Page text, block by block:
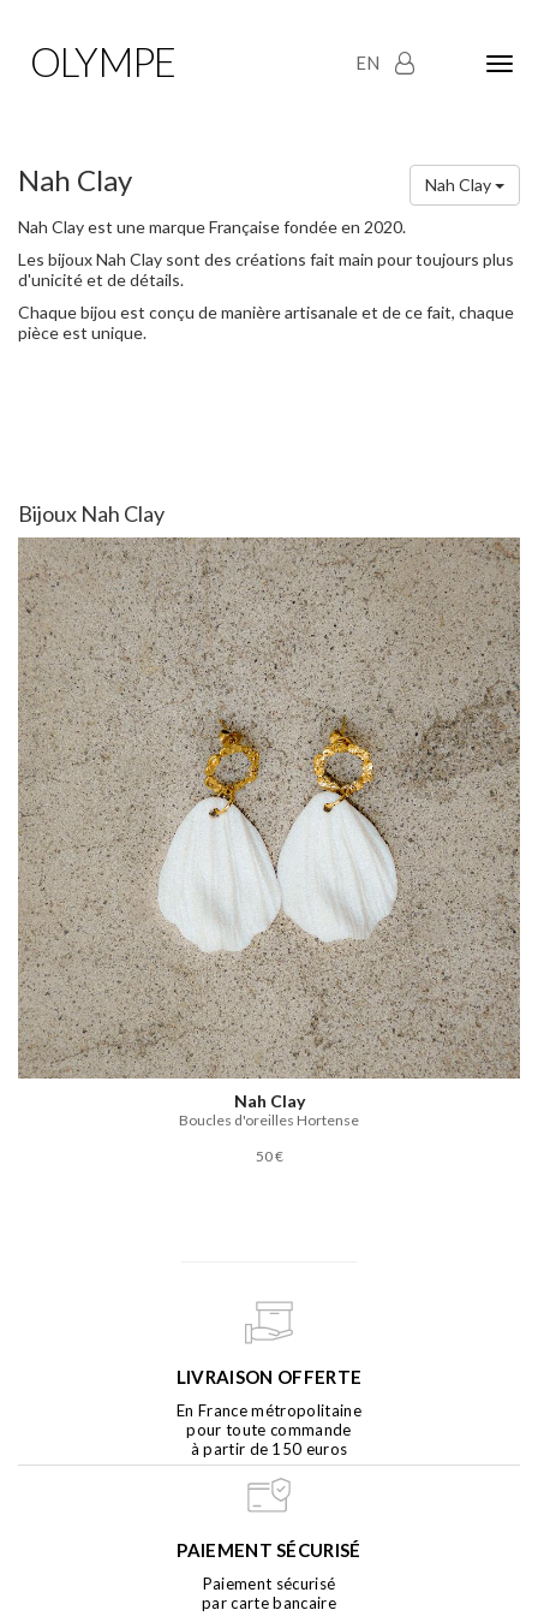
EN
OLYMPE
Nah Clay
Nah Clay
Nah Clay est une marque Française fondée en 2020.
Les bijoux Nah Clay sont des créations fait main pour toujours plus
d'unicité et de détails.
Chaque bijou est conçu de manière artisanale et de ce fait, chaque
pièce est unique.
Bijoux Nah Clay
Nah Clay
Boucles d'oreilles Hortense
50 €
LIVRAISON OFFERTE
En France métropolitaine
pour toute commande
à partir de 150 euros
PAIEMENT SÉCURISÉ
Paiement sécurisé
par carte bancaire